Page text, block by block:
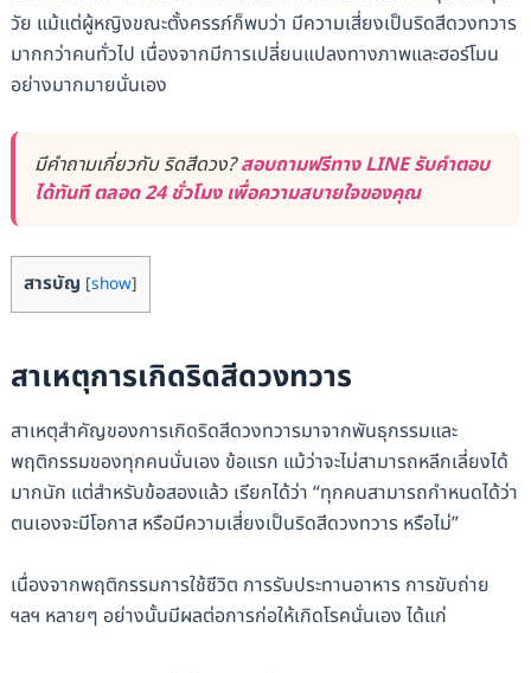
วัย แม้แต่ผู้หญิงขณะตั้งครรภ์ก็พบว่า มีความเสี่ยงเป็นริดสีดวงทวาร
มากกว่าคนทั่วไป เนื่องจากมีการเปลี่ยนแปลงทางภาพและฮอร์โมน
อย่างมากมายนั่นเอง
มีคำถามเกี่ยวกับ ริดสีดวง?สอบถามฟรีทาง LINE รับคำตอบ
ได้ทันที ตลอด 24 ชั่วโมง เพื่อความสบายใจของคุณ
สารบัญ [show]
สาเหตุการเกิดริดสีดวงทวาร
สาเหตุสำคัญของการเกิดริดสีดวงทวารมาจากพันธุกรรมและ
พฤติกรรมของทุกคนนั่นเอง ข้อแรก แม้ว่าจะไม่สามารถหลีกเลี่ยงได้
มากนัก แต่สำหรับข้อสองแล้ว เรียกได้ว่า “ทุกคนสามารถกำหนดได้ว่า
ตนเองจะมีโอกาส หรือมีความเสี่ยงเป็นริดสีดวงทวาร หรือไม่”
เนื่องจากพฤติกรรมการใช้ชีวิต การรับประทานอาหาร การขับถ่าย
ฯลฯ หลายๆ อย่างนั้นมีผลต่อการก่อให้เกิดโรคนั่นเอง ได้แก่